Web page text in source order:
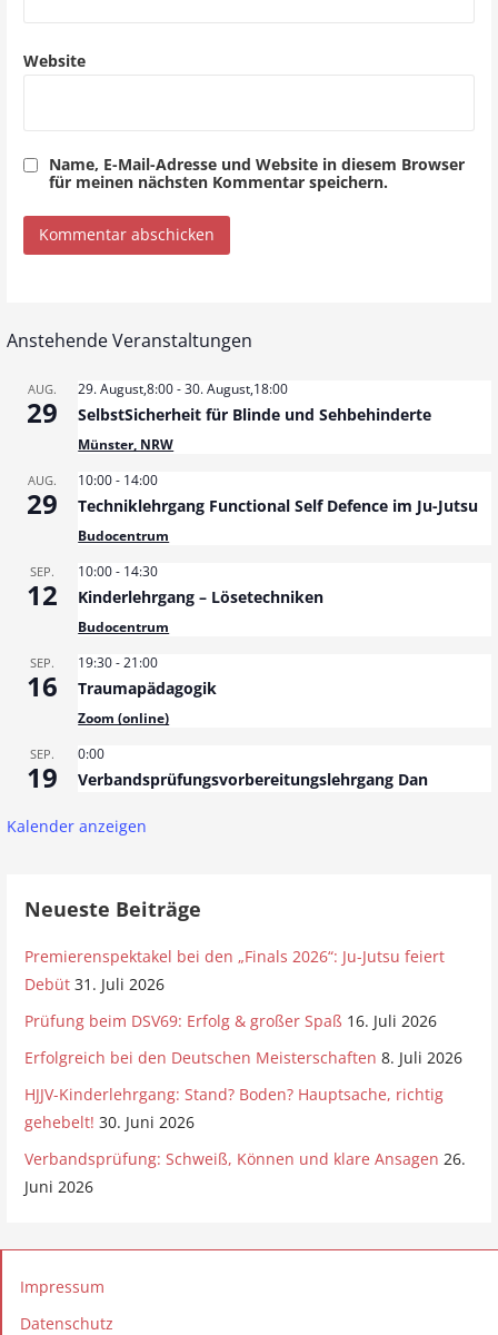
Website
Name, E-Mail-Adresse und Website in diesem Browser
für meinen nächsten Kommentar speichern.
Anstehende Veranstaltungen
AUG.
29
29. August,8:00-30. August,18:00
SelbstSicherheit für Blinde und Sehbehinderte
Münster, NRW
AUG.
29
10:00- 14:00
Techniklehrgang Functional Self Defence im Ju-Jutsu
Budocentrum
SEP.
12
10:00- 14:30
Kinderlehrgang – Lösetechniken
Budocentrum
SEP.
16
19:30-21:00
Traumapädagogik
Zoom (online)
SEP.
19
0:00
Verbandsprüfungsvorbereitungslehrgang Dan
Kalender anzeigen
Neueste Beiträge
Premierenspektakel bei den „Finals 2026“: Ju-Jutsu feiert
Debüt 31. Juli 2026
Prüfung beim DSV69: Erfolg & großer Spaß 16. Juli 2026
Erfolgreich bei den Deutschen Meisterschaften 8. Juli 2026
HJJV-Kinderlehrgang: Stand? Boden? Hauptsache, richtig
gehebelt! 30. Juni 2026
Verbandsprüfung: Schweiß, Können und klare Ansagen 26.
Juni 2026
Impressum
Datenschutz